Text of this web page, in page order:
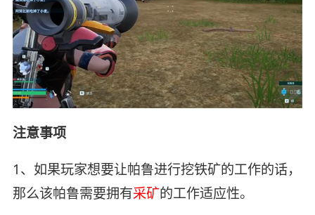
注意事项
1、如果玩家想要让帕鲁进行挖铁矿的工作的话，
那么该帕鲁需要拥有采矿的工作适应性。